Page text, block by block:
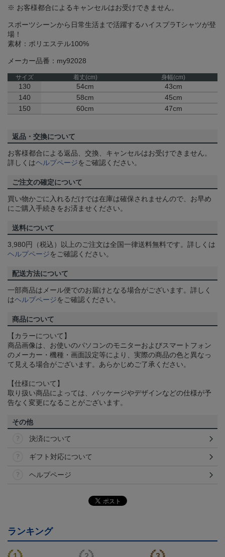
※ お客様都合によるキャンセルはお受けできません。
スポーツシーンから日常生活まで活躍するハイスプラTシャツが登
場！
素材：ポリエステル100%
メーカー品番：my92028
サイズ 着丈(cm) 身幅(cm)
130 54cm
43cm
140
58cm
45cm
150
60cm 47cm
返品・交換について
お客様都合による返品、交換、キャンセルはお受けできません。
詳しくはヘルプページをご確認ください。
ご注文の確定について
買い物かごに入れるだけでは在庫は確保されませんので、お早め
にご購入手続きをお済ませください。
送料について
3,980円（税込）以上のご注文は全国一律送料無料です。詳しくは
ヘルプページをご確認ください。
配送方法について
一部商品はメール便でのお届けとなる場合がございます。詳しく
はヘルプページをご確認ください。
商品について
【カラーについて】
商品画像は、お使いのパソコンのモニターおよびスマートフォン
のメーカー・機種・画面設定等により、実際の商品の色と異なっ
て見える場合がございます。あらかじめご了承ください。
【仕様について】
取り扱い商品によっては、パッケージやデザインなどの仕様が予
告なく変更になることがございます。
その他
決済について
ギフト対応について
ヘルプページ
ランキング